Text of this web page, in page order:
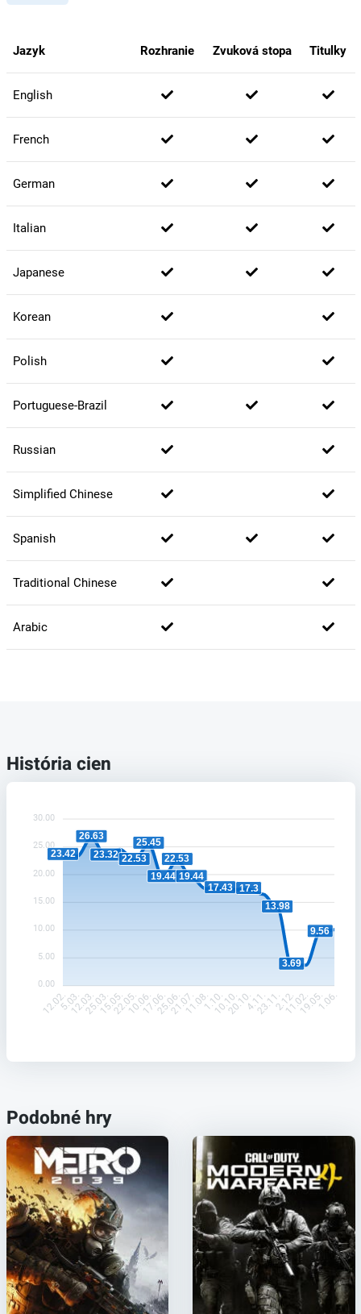
Jazyk Rozhranie Zvuková stopa Titulky
English
French
German
Italian
Japanese
Korean
Polish
Portuguese-Brazil
Russian
Simplified Chinese
Spanish
Traditional Chinese
Arabic
História cien
30.00
25.00
20.00
15.00
10.00
5.00
0.00
23.42
26.63
23.32 22.53
25.45
19.44
22.53
19.44
17.43 17.3
13.98
3.69
9.56
12.02.5.03.12.03.25.03.15.05.22.05.10.06.17.06.25.06.21.07.11.08.1.10.10.10.20.10.4.11.23.11.2.12.11.02.19.05.1.06.
Podobné hry